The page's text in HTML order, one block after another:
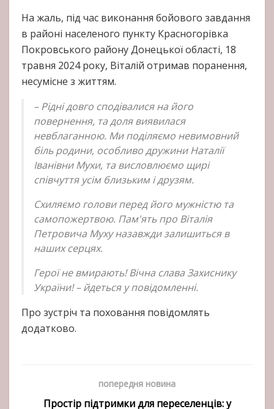
На жаль, під час виконання бойового завдання
в районі населеного пункту Красногорівка
Покровського району Донецької області, 18
травня 2024 року, Віталій отримав поранення,
несумісне з життям.
– Рідні довго сподівалися на його
повернення, та доля виявилася
невблаганною. Ми поділяємо невимовний
біль родини, особливо дружини Наталії
Іванівни Мухи, та висловлюємо щирі
співчуття усім близьким і друзям.
Схиляємо голови перед його мужністю та
самопожертвою. Пам'ять про Віталія
Петровича Муху назавжди залишиться в
наших серцях.
Герої не вмирають! Вічна слава Захиснику
України! – йдеться у повідомленні.
Про зустріч та поховання повідомлять
додатково.
попередня новина
Простір підтримки для переселенців: у